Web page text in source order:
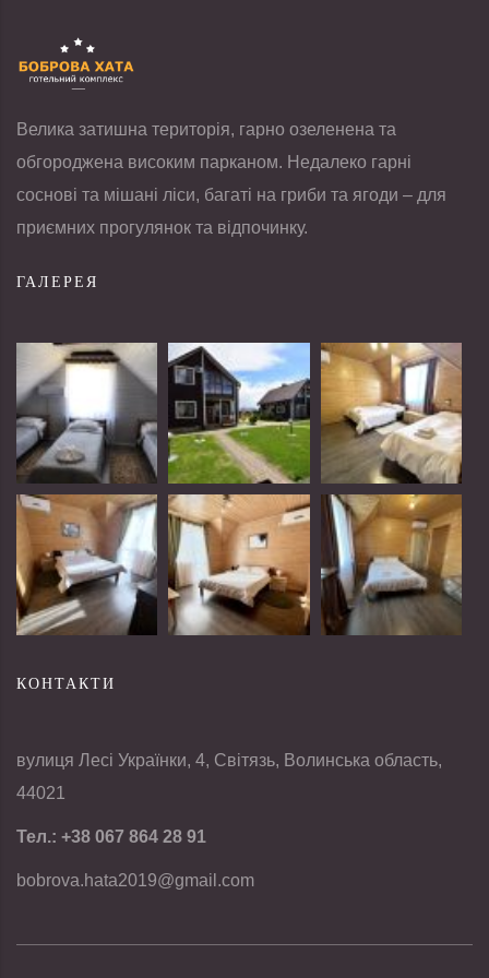
Велика затишна територія, гарно озеленена та
обгороджена високим парканом. Недалеко гарні
соснові та мішані ліси, багаті на гриби та ягоди – для
приємних прогулянок та відпочинку.
ГАЛЕРЕЯ
КОНТАКТИ
вулиця Лесі Українки, 4, Світязь, Волинська область,
44021
Тел.: +38 067 864 28 91
bobrova.hata2019@gmail.com